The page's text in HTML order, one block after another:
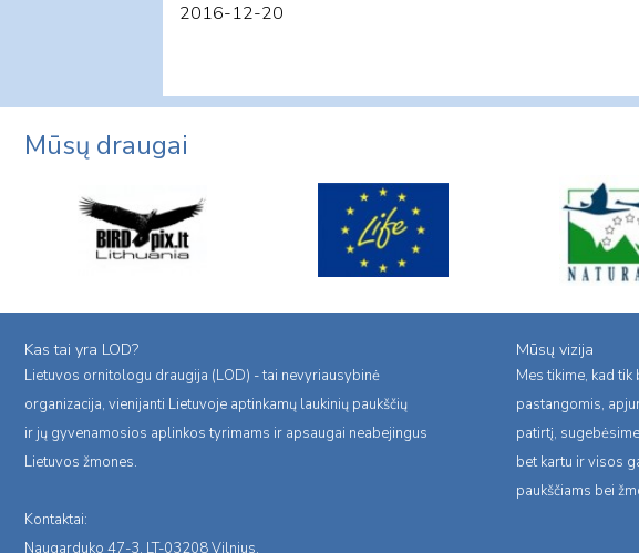
2016-12-20
Mūsų draugai
Kas tai yra LOD?
Lietuvos ornitologu draugija (LOD) - tai nevyriausybinė
organizacija, vienijanti Lietuvoje aptinkamų laukinių paukščių
ir jų gyvenamosios aplinkos tyrimams ir apsaugai neabejingus
Lietuvos žmones.
Kontaktai:
Naugarduko 47-3, LT-03208 Vilnius,
Mūsų vizija
Mes tikime, kad
pastangomis,
patirtį,
bet kartu ir visos
paukščiams bei